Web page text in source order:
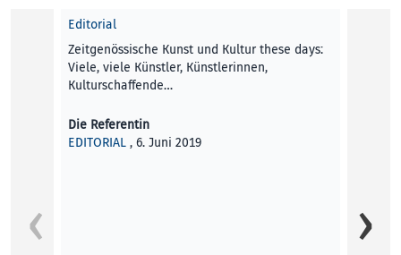
Editorial
Zeitgenössische Kunst und Kultur these days:
Viele, viele Künstler, Künstlerinnen,
Kulturschaffende…
Die Referentin
EDITORIAL , 6. Juni 2019